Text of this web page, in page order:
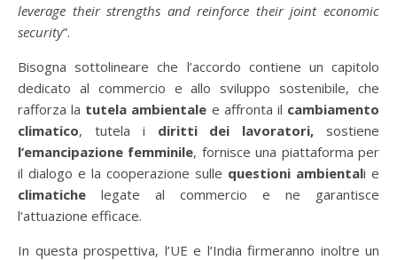
leverage their strengths and reinforce their joint economic
security”.
Bisogna sottolineare che l’accordo contiene un capitolo
dedicato al commercio e allo sviluppo sostenibile, che
rafforza la tutela ambientale e affronta il cambiamento
climatico, tutela i diritti dei lavoratori, sostiene
l’emancipazione femminile, fornisce una piattaforma per
il dialogo e la cooperazione sulle questioni ambientali e
climatiche legate al commercio e ne garantisce
l’attuazione efficace.
In questa prospettiva, l’UE e l’India firmeranno inoltre un